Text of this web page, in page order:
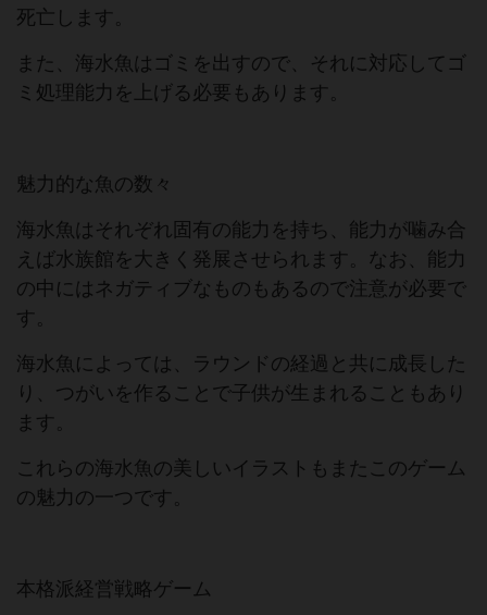
死亡します。
また、海水魚はゴミを出すので、それに対応してゴ
ミ処理能力を上げる必要もあります。
魅力的な魚の数々
海水魚はそれぞれ固有の能力を持ち、能力が噛み合
えば水族館を大きく発展させられます。なお、能力
の中にはネガティブなものもあるので注意が必要で
す。
海水魚によっては、ラウンドの経過と共に成長した
り、つがいを作ることで子供が生まれることもあり
ます。
これらの海水魚の美しいイラストもまたこのゲーム
の魅力の一つです。
本格派経営戦略ゲーム